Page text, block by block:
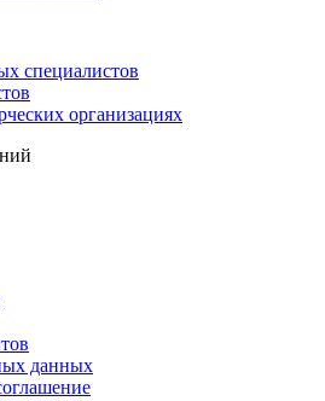
специалистов
организациях
данных